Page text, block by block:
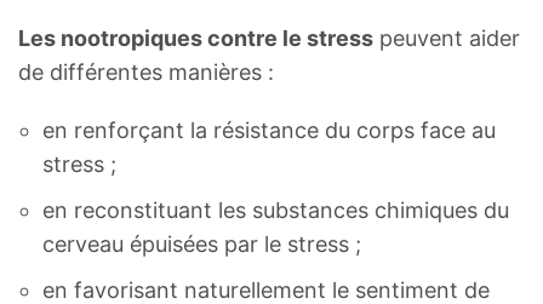
Les nootropiques contre le stress peuvent aider
de différentes manières :
en renforçant la résistance du corps face au
stress ;
en reconstituant les substances chimiques du
cerveau épuisées par le stress ;
en favorisant naturellement le sentiment de